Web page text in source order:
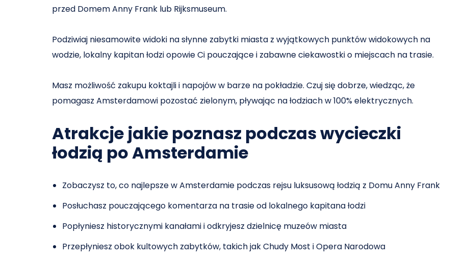
przed Domem Anny Frank lub Rijksmuseum.
Podziwiaj niesamowite widoki na słynne zabytki miasta z wyjątkowych punktów widokowych na
wodzie, lokalny kapitan łodzi opowie Ci pouczające i zabawne ciekawostki o miejscach na trasie.
Masz możliwość zakupu koktajli i napojów w barze na pokładzie. Czuj się dobrze, wiedząc, że
pomagasz Amsterdamowi pozostać zielonym, pływając na łodziach w 100% elektrycznych.
Atrakcje jakie poznasz podczas wycieczki
łodzią po Amsterdamie
Zobaczysz to, co najlepsze w Amsterdamie podczas rejsu luksusową łodzią z Domu Anny Frank
Posłuchasz pouczającego komentarza na trasie od lokalnego kapitana łodzi
Popłyniesz historycznymi kanałami i odkryjesz dzielnicę muzeów miasta
Przepłyniesz obok kultowych zabytków, takich jak Chudy Most i Opera Narodowa